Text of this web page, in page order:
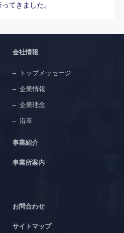
てきました。
会社情報
トップメッセージ
企業情報
企業理念
沿革
事業紹介
事業所案内
お問合わせ
サイトマップ